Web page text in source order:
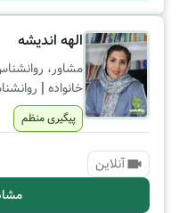
الهه اندیشه
مشاور،
خانواده |
پیگیری منظم
آنلاین